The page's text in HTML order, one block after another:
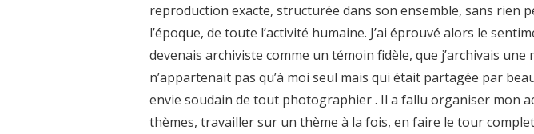
reproduction exacte, structurée dans son ensemble, sans rien
l’époque, de toute l’activité humaine. J’ai éprouvé alors le
devenais archiviste comme un témoin fidèle, que j’archivais une
n’appartenait pas qu’à moi seul mais qui était partagée par
envie soudain de tout photographier . Il a fallu organiser mon
thèmes, travailler sur un thème à la fois, en faire le tour